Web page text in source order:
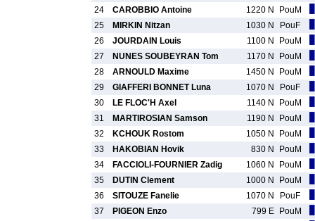
24
CAROBBIO Antoine 1220 N
PouM
25
MIRKIN Nitzan 1030 N
PouF
26
JOURDAIN Louis 1100 N
PouM
27
NUNES SOUBEYRAN Tom 1170 N
PouM
28
ARNOULD Maxime 1450 N
PouM
29
GIAFFERI BONNET Luna 1070 N
PouF
30
LE FLOC'H Axel 1140 N
PouM
31
MARTIROSIAN Samson 1190 N
PouM
32
KCHOUK Rostom 1050 N
PouM
33
HAKOBIAN Hovik 830 N
PouM
34
FACCIOLI-FOURNIER Zadig 1060 N
PouM
35
DUTIN Clement 1000 N
PouM
36
SITOUZE Fanelie 1070 N
PouF
37
PIGEON Enzo 799 E
PouM